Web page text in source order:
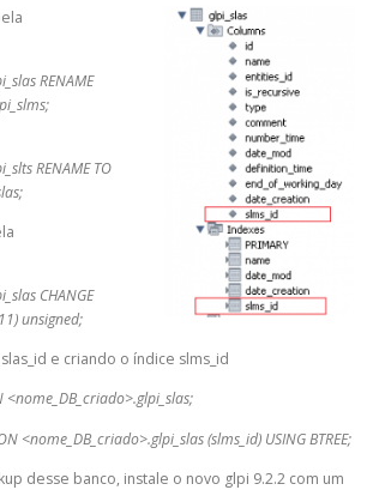
RENAME
RENAME TO
CHANGE
unsigned;
e criando o índice slms_id
<nome_DB_criado>.glpi_slas;
<nome_DB_criado>.glpi_slas (slms_id) USING BTREE;
desse banco, instale o novo glpi 9.2.2 com um